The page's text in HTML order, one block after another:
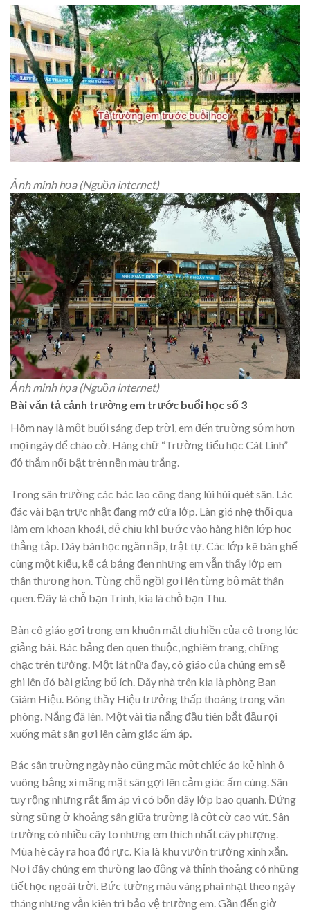
Ảnh minh họa (Nguồn internet)
Ảnh minh họa (Nguồn internet)
Bài văn tả cảnh trường em trước buổi học số 3
Hôm nay là một buổi sáng đẹp trời, em đến trường sớm hơn
mọi ngày để chào cờ. Hàng chữ “Trường tiểu học Cát Linh”
đỏ thắm nổi bật trên nền màu trắng.
Trong sân trường các bác lao công đang lúi húi quét sân. Lác
đác vài bạn trực nhật đang mở cửa lớp. Làn gió nhẹ thổi qua
làm em khoan khoái, dễ chịu khi bước vào hàng hiên lớp học
thẳng tắp. Dãy bàn học ngăn nắp, trật tự. Các lớp kê bàn ghế
cùng một kiểu, kể cả bảng đen nhưng em vẫn thấy lớp em
thân thương hơn. Từng chỗ ngồi gợi lên từng bộ mặt thân
quen. Đây là chỗ bạn Trinh, kia là chỗ bạn Thu.
Bàn cô giáo gợi trong em khuôn mặt dịu hiền của cô trong lúc
giảng bài. Bác bảng đen quen thuộc, nghiêm trang, chững
chạc trên tường. Một lát nữa đay, cô giáo của chúng em sẽ
ghi lên đó bài giảng bổ ích. Dãy nhà trên kia là phòng Ban
Giám Hiệu. Bóng thầy Hiệu trưởng thấp thoáng trong văn
phòng. Nắng đã lên. Một vài tia nắng đầu tiên bắt đầu rọi
xuống mặt sân gợi lên cảm giác ấm áp.
Bác sân trường ngày nào cũng mặc một chiếc áo kẻ hình ô
vuông bằng xi măng mặt sân gợi lên cảm giác ấm cúng. Sân
tuy rộng nhưng rất ấm áp vì có bốn dãy lớp bao quanh. Đứng
sừng sững ở khoảng sân giữa trường là cột cờ cao vút. Sân
trường có nhiều cây to nhưng em thích nhất cây phượng.
Mùa hè cây ra hoa đỏ rực. Kia là khu vườn trường xinh xắn.
Nơi đây chúng em thường lao động và thỉnh thoảng có những
tiết học ngoài trời. Bức tường màu vàng phai nhạt theo ngày
tháng nhưng vẫn kiên trì bảo vệ trường em. Gần đến giờ